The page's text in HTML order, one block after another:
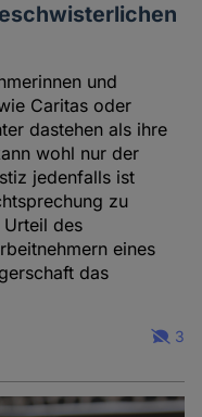
und
Caritas oder
dastehen als ihre
wohl nur der
jedenfalls ist
zu
des
eines
das
3